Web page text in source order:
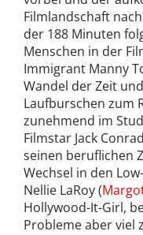
Filmlandschaft
der 188 Minuten
Menschen in der
Immigrant Manny
Wandel der Zeit
Laufburschen zum
zunehmend im
Filmstar Jack
seinen beruflichen
Wechsel in den
Nellie LaRoy (
Hollywood-It-Girl,
Probleme aber viel